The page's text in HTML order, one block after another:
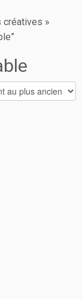
créatives »